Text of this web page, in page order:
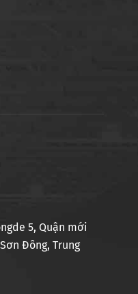
5, Quận mới
Đông, Trung